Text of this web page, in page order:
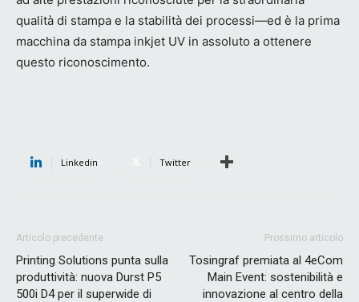
qualità di stampa e la stabilità dei processi—ed è la prima
macchina da stampa inkjet UV in assoluto a ottenere
questo riconoscimento.
Linkedin Twitter
Articolo precedente
Printing Solutions punta sulla
produttività: nuova Durst P5
500i D4 per il superwide di
Prossimo articolo
Tosingraf premiata al 4eCom
Main Event: sostenibilità e
innovazione al centro della